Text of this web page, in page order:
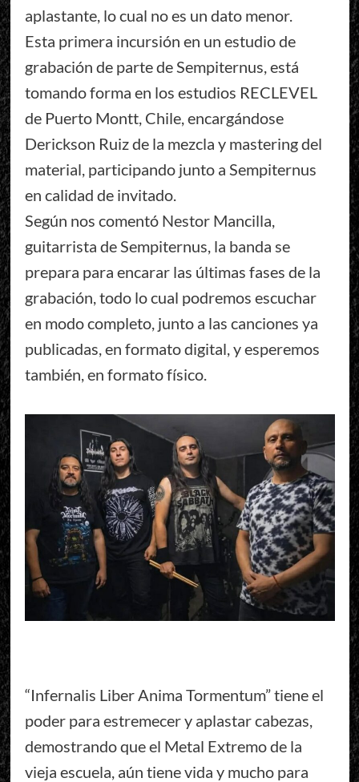
aplastante, lo cual no es un dato menor.
Esta primera incursión en un estudio de
grabación de parte de Sempiternus, está
tomando forma en los estudios RECLEVEL
de Puerto Montt, Chile, encargándose
Derickson Ruiz de la mezcla y mastering del
material, participando junto a Sempiternus
en calidad de invitado.
Según nos comentó Nestor Mancilla,
guitarrista de Sempiternus, la banda se
prepara para encarar las últimas fases de la
grabación, todo lo cual podremos escuchar
en modo completo, junto a las canciones ya
publicadas, en formato digital, y esperemos
también, en formato físico.
“Infernalis Liber Anima Tormentum” tiene el
poder para estremecer y aplastar cabezas,
demostrando que el Metal Extremo de la
vieja escuela, aún tiene vida y mucho para